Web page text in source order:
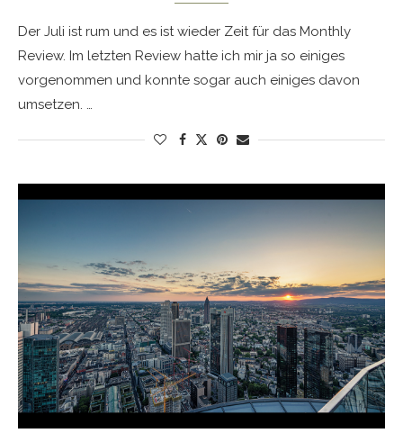
Der Juli ist rum und es ist wieder Zeit für das Monthly
Review. Im letzten Review hatte ich mir ja so einiges
vorgenommen und konnte sogar auch einiges davon
umsetzen. …